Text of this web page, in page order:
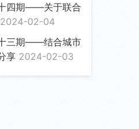
十四期——关于联合
2024-02-04
十三期——结合城市
享 2024-02-03